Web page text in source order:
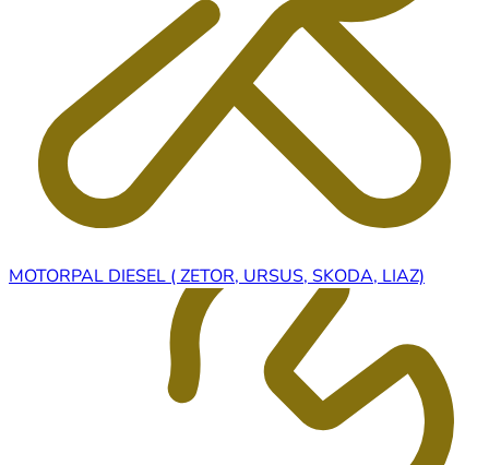
MOTORPAL DIESEL ( ZETOR, URSUS, SKODA, LIAZ)